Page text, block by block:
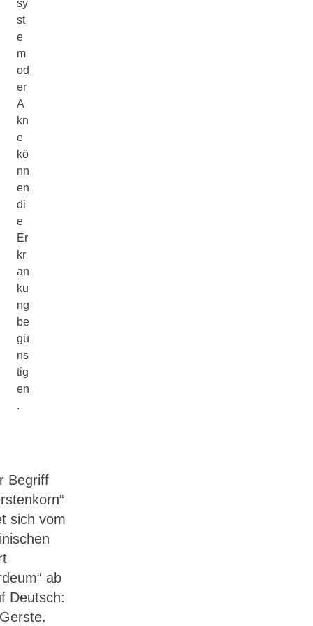
sy
st
e
m
od
er
A
kn
e
kö
nn
en
di
e
Er
kr
an
ku
ng
be
gü
ns
tig
en
.
Begriff
sich vom
ab
Deutsch: